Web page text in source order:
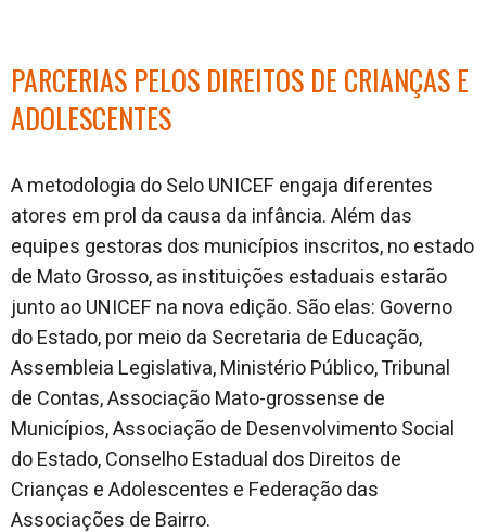
PARCERIAS PELOS DIREITOS DE CRIANÇAS E
ADOLESCENTES
A metodologia do Selo UNICEF engaja diferentes
atores em prol da causa da infância. Além das
equipes gestoras dos municípios inscritos, no estado
de Mato Grosso, as instituições estaduais estarão
junto ao UNICEF na nova edição. São elas: Governo
do Estado, por meio da Secretaria de Educação,
Assembleia Legislativa, Ministério Público, Tribunal
de Contas, Associação Mato-grossense de
Municípios, Associação de Desenvolvimento Social
do Estado, Conselho Estadual dos Direitos de
Crianças e Adolescentes e Federação das
Associações de Bairro.